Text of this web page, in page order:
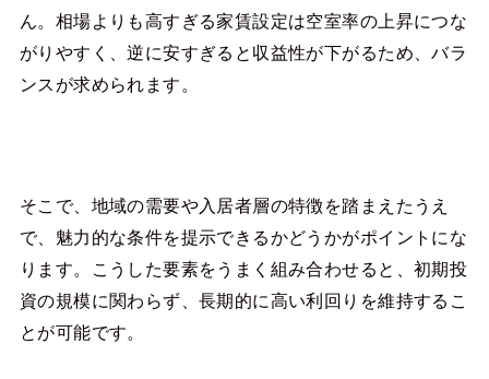
ん。相場よりも高すぎる家賃設定は空室率の上昇につな
がりやすく、逆に安すぎると収益性が下がるため、バラ
ンスが求められます。
そこで、地域の需要や入居者層の特徴を踏まえたうえ
で、魅力的な条件を提示できるかどうかがポイントにな
ります。こうした要素をうまく組み合わせると、初期投
資の規模に関わらず、長期的に高い利回りを維持するこ
とが可能です。